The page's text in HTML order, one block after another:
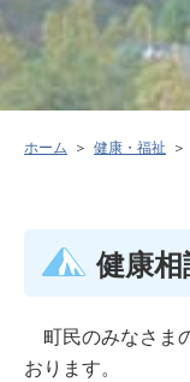
ホーム 健康・福祉
健康
町民のみなさま
おります。